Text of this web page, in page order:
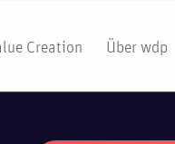
Creation Über wdp